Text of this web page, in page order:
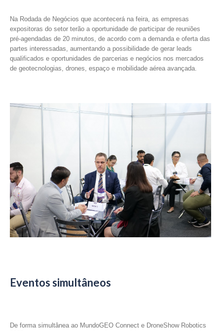
Na Rodada de Negócios que acontecerá na feira, as empresas
expositoras do setor terão a oportunidade de participar de reuniões
pré-agendadas de 20 minutos, de acordo com a demanda e oferta das
partes interessadas, aumentando a possibilidade de gerar leads
qualificados e oportunidades de parcerias e negócios nos mercados
de geotecnologias, drones, espaço e mobilidade aérea avançada.
Eventos simultâneos
De forma simultânea ao MundoGEO Connect e DroneShow Robotics